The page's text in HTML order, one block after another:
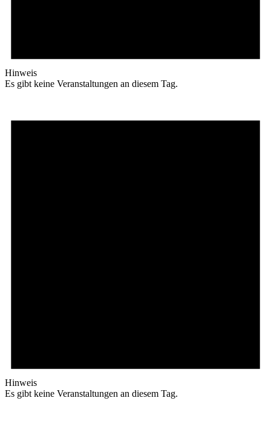
Hinweis
Es gibt keine Veranstaltungen an diesem Tag.
Hinweis
Es gibt keine Veranstaltungen an diesem Tag.